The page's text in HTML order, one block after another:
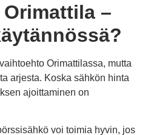
–
Orimattilassa, mutta
arjesta. Koska sähkön hinta
ajoittaminen on
voi toimia hyvin, jos